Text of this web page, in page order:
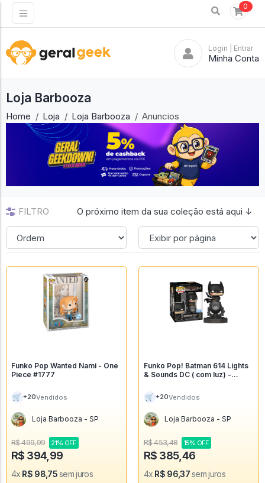
0
Login | Entrar
Minha Conta
Loja Barbooza
Home Loja Loja Barbooza Anuncios
FILTRO O próximo item da sua coleção está aqui ↓
Funko Pop Wanted Nami - One
Piece #1777
🛒 +20Vendidos
Loja Barbooza - SP
R$ 499,99 21% OFF
R$ 394,99
4x R$ 98,75sem juros
Funko Pop! Batman 614 Lights
& Sounds DC ( com luz) -
🛒 +20Vendidos
Loja Barbooza - SP
R$ 453,48 15% OFF
R$ 385,46
4x R$ 96,37sem juros